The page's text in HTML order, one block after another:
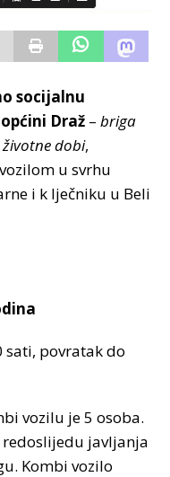
socijalnu
Draž – briga
dobi,
u svrhu
i k lječniku u Beli
sati, povratak do
vozilu je 5 osoba.
redoslijedu javljanja
Kombi vozilo